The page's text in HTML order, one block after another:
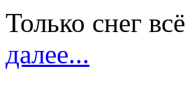
Только снег
далее...